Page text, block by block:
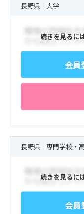
長野県 大学
続きを見るに
会員
長野県 専門学校・
続きを見るに
会員